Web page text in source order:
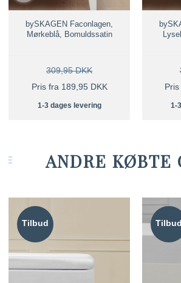
bySKAGEN Faconlagen,
Mørkeblå, Bomuldssatin
309,95 DKK
Pris fra 189,95 DKK
1-3 dages levering 1-
ANDRE KØBTE
Tilbud Tilbud